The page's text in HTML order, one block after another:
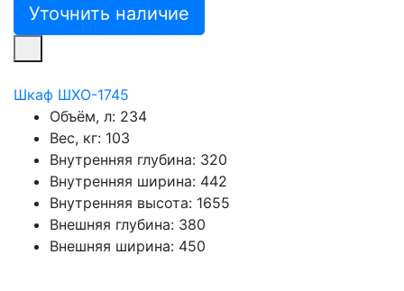
Уточнить наличие
Шкаф ШХО-1745
Объём, л: 234
Вес, кг: 103
Внутренняя глубина: 320
Внутренняя ширина: 442
Внутренняя высота: 1655
Внешняя глубина: 380
Внешняя ширина: 450